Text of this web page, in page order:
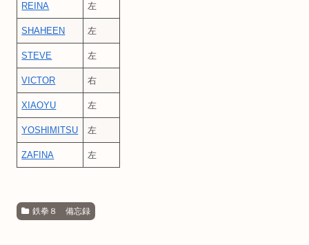
REINA 左
SHAHEEN 左
STEVE 左
VICTOR 右
XIAOYU 左
YOSHIMITSU 左
ZAFINA 左
鉄拳８ 備忘録